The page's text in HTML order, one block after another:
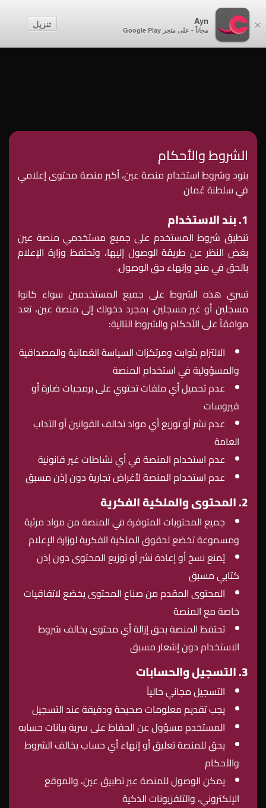
×
Ayn
مجاناً - على متجر Google Play
تنزيل
إنشاء حساب
الشروط والأحكام
بنود وشروط استخدام منصة عين، أكبر منصة محتوى إعلامي
في سلطنة عُمان
1. بند الاستخدام
تنطبق شروط المستخدم على جميع مستخدمي منصة عين
بغض النظر عن طريقة الوصول إليها، وتحتفظ وزارة الإعلام
بالحق في منح وإنهاء حق الوصول.
تسري هذه الشروط على جميع المستخدمين سواء كانوا
مسجلين أو غير مسجلين. بمجرد دخولك إلى منصة عين، تعد
موافقاً على الأحكام والشروط التالية:
الالتزام بثوابت ومرتكزات السياسة العُمانية والمصداقية
والمسؤولية في استخدام المنصة
عدم تحميل أي ملفات تحتوي على برمجيات ضارة أو
فيروسات
عدم نشر أو توزيع أي مواد تخالف القوانين أو الآداب
العامة
عدم استخدام المنصة في أي نشاطات غير قانونية
عدم استخدام المنصة لأغراض تجارية دون إذن مسبق
2. المحتوى والملكية الفكرية
جميع المحتويات المتوفرة في المنصة من مواد مرئية
ومسموعة تخضع لحقوق الملكية الفكرية لوزارة الإعلام
يُمنع نسخ أو إعادة نشر أو توزيع المحتوى دون إذن
كتابي مسبق
المحتوى المقدم من صناع المحتوى يخضع لاتفاقيات
خاصة مع المنصة
تحتفظ المنصة بحق إزالة أي محتوى يخالف شروط
الاستخدام دون إشعار مسبق
3. التسجيل والحسابات
التسجيل مجاني حالياً
يجب تقديم معلومات صحيحة ودقيقة عند التسجيل
المستخدم مسؤول عن الحفاظ على سرية بيانات حسابه
يحق للمنصة تعليق أو إنهاء أي حساب يخالف الشروط
والأحكام
يمكن الوصول للمنصة عبر تطبيق عين، والموقع
الإلكتروني، والتلفزيونات الذكية